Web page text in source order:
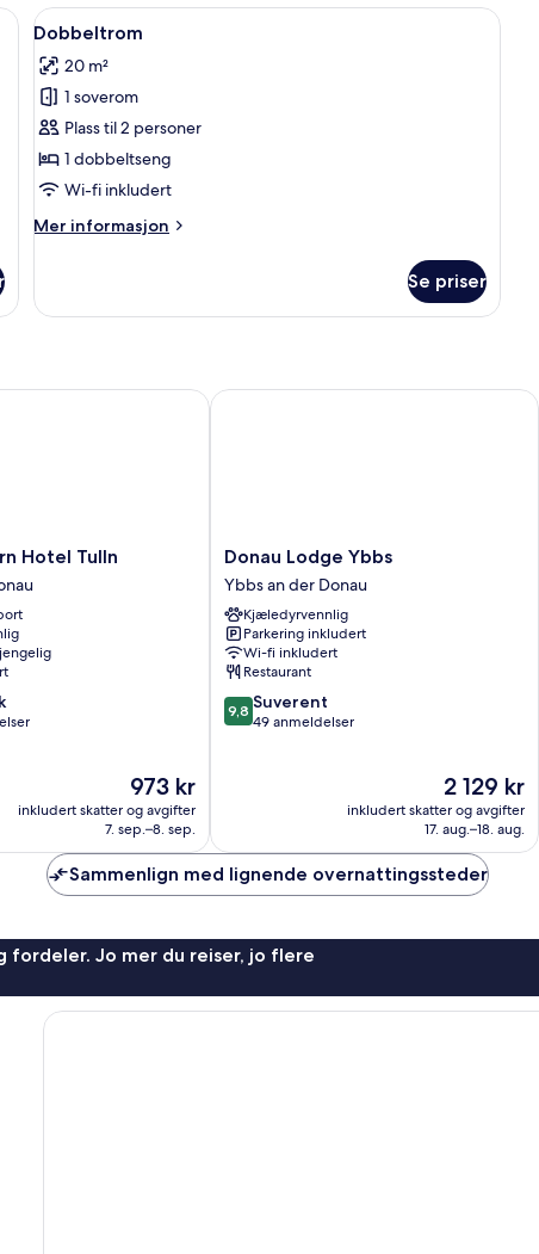
Åpne
alle
bildene
av
Dobbeltrom
6
Dobbeltrom
20 m²
1 soverom
Plass til 2 personer
1 dobbeltseng
Wi-fi inkludert
Mer informasjon
Mer
Se priser
Hotel Tulln
Prisen
er
973 kr
973 kr
inkludert skatter og avgifter
7. sep.–8. sep.
Tulln
Donau
Lodge
Ybbs
Ybbs
an
der
Donau
Donau Lodge Ybbs
Ybbs an der Donau
Kjæledyrvennlig
Parkering inkludert
Wi-fi inkludert
Restaurant
9.8
av
9,8 Suverent
49 anmeldelser
Prisen
er
2 129 kr
2 129 kr
inkludert skatter og avgifter
17. aug.–18. aug.
Donau Lodge Ybbs
Sammenlign med lignende overnattingssteder
fordeler. Jo mer du reiser, jo flere